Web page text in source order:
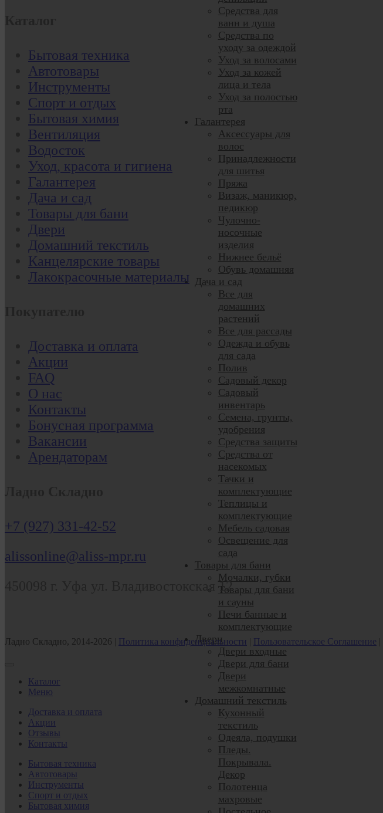
Средства для
ванн и душа
Средства по
уходу за одеждой
Уход за волосами
Уход за кожей
лица и тела
Уход за полостью
рта
Галантерея
Аксессуары для
волос
Принадлежности
для шитья
Пряжа
Визаж, маникюр,
педикюр
Чулочно-
носочные
изделия
Нижнее бельё
Обувь домашняя
Дача и сад
Все для
домашних
растений
Все для рассады
Одежда и обувь
для сада
Полив
Садовый декор
Садовый
инвентарь
Семена, грунты,
удобрения
Средства защиты
Средства от
насекомых
Тачки и
комплектующие
Теплицы и
комплектующие
Мебель садовая
Освещение для
сада
Товары для бани
Мочалки, губки
Товары для бани
и сауны
Печи банные и
комплектующие
Двери
Двери входные
Двери для бани
Двери
межкомнатные
Домашний текстиль
Кухонный
текстиль
Одеяла, подушки
Пледы.
Покрывала.
Декор
Полотенца
махровые
Бытовая техника
Автотовары
Инструменты
Спорт и отдых
Бытовая химия
Вентиляция
Водосток
Уход, красота и гигиена
Галантерея
Дача и сад
Товары для бани
Двери
Домашний текстиль
Канцелярские товары
Лакокрасочные материалы
Доставка и оплата
Акции
FAQ
О нас
Контакты
Бонусная программа
Вакансии
Арендаторам
+7 (927) 331-42-52
alissonline@aliss-mpr.ru
ул. Владивостокская 12
Ладно Складно, 2014-2026 | Политика конфиденциальности | Пользовательское Соглашение |
Каталог
Меню
Доставка и оплата
Акции
Отзывы
Контакты
Бытовая техника
Автотовары
Инструменты
Спорт и отдых
Бытовая химия